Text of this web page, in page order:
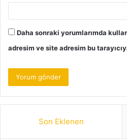
Daha sonraki yorumlarımda
adresim ve site adresim bu
Son Eklenen